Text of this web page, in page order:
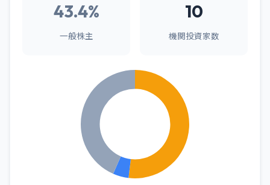
43.4%
一般株主
10
機関投資家数